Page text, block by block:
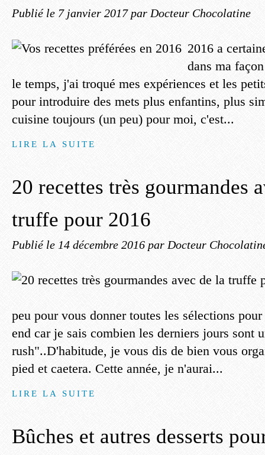
Publié le 7 janvier 2017 par Docteur Chocolatine
2016 a
dans ma
le temps, j'ai troqué mes expériences et les
pour introduire des mets plus enfantins, plus
cuisine toujours (un peu) pour moi, c'est...
LIRE LA SUITE
20 recettes très gourmandes
truffe pour 2016
Publié le 14 décembre 2016 par Docteur
peu pour vous donner toutes les sélections
end car je sais combien les derniers jours sont
rush"..D'habitude, je vous dis de bien vous
pied et caetera. Cette année, je n'aurai...
LIRE LA SUITE
Bûches et autres desserts